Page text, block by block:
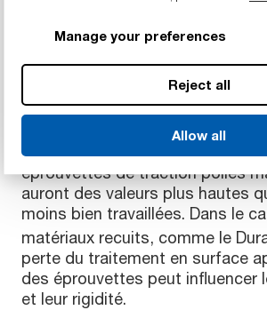
Manage your preferences
Reject all
Allow all
cristallinité et l'orientation de la
tour peuvent influencer les
mécaniques ; de plus, les
influent sur la qualité de l'état de
que les résines sont testées à
d'éprouvettes injectées dans
moule hautement polies. Par
éprouvettes de traction polies
auront des valeurs plus hautes
moins bien travaillées. Dans le
matériaux recuits, comme le
perte du traitement en surface
des éprouvettes peut influencer
et leur rigidité.